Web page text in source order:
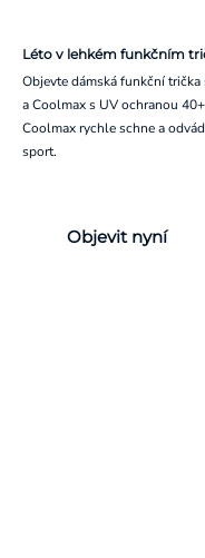
Léto v lehkém funkčním
Objevte dámská funkční
a Coolmax s UV ochranou
Coolmax rychle schne a
sport.
Objevit nyní